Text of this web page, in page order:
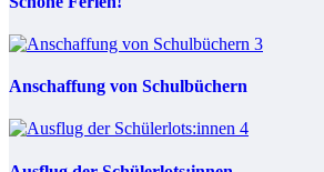
Anschaffung von Schulbüchern